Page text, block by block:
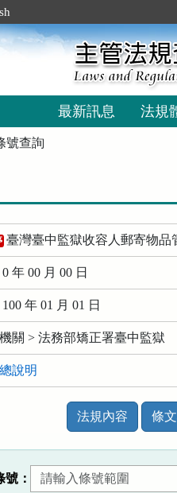
最新訊息 法規
號查詢
臺灣臺中監獄收容人郵寄物品
年 00 月 00 日
年 01 月 01 日
關 > 法務部矯正署臺中監獄
說明
法規內容 條
：